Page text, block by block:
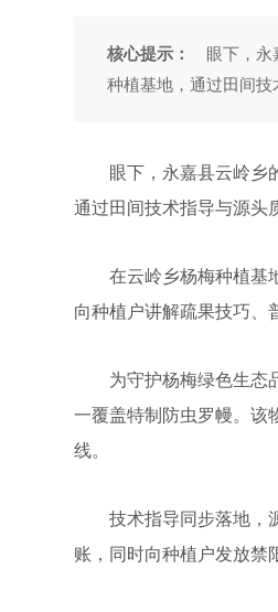
核心提示：
眼下，永
种植基地，通过田间技
眼下，永嘉县云岭乡的
通过田间技术指导与源头
在云岭乡杨梅种植基地
向种植户讲解疏果技巧、
为守护杨梅绿色生态品
一覆盖特制防虫罗幔。该
线。
技术指导同步落地，源
账，同时向种植户发放禁